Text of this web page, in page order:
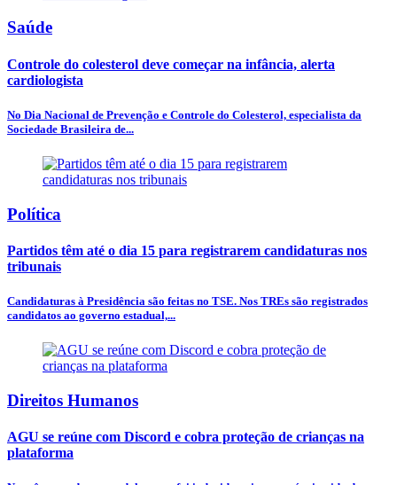
Saúde
Controle do colesterol deve começar na infância, alerta
cardiologista
No Dia Nacional de Prevenção e Controle do Colesterol, especialista da
Sociedade Brasileira de...
Política
Partidos têm até o dia 15 para registrarem candidaturas nos
tribunais
Candidaturas à Presidência são feitas no TSE. Nos TREs são registrados
candidatos ao governo estadual,...
Direitos Humanos
AGU se reúne com Discord e cobra proteção de crianças na
plataforma